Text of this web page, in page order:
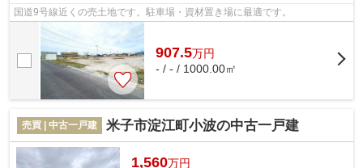
国道9号線近くの売土地です。駐車場・資材置き場に最適です。
907.5万円
- / - / 1000.00㎡
売買 | 中古一戸建 米子市淀江町小波の中古一戸建
1,560万円